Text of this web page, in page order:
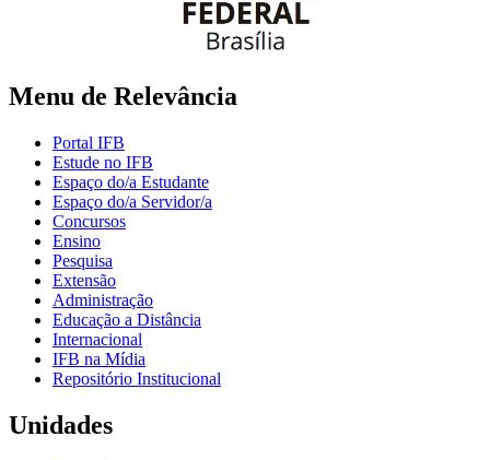
Menu de Relevância
Portal IFB
Estude no IFB
Espaço do/a Estudante
Espaço do/a Servidor/a
Concursos
Ensino
Pesquisa
Extensão
Administração
Educação a Distância
Internacional
IFB na Mídia
Repositório Institucional
Unidades